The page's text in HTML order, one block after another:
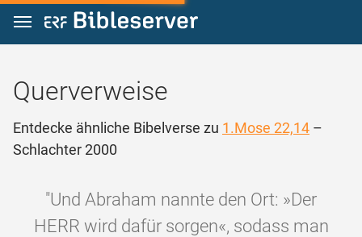
Zum Inhalt springen
Querverweise
Entdecke ähnliche Bibelverse zu 1.Mose 22,14 –
Schlachter 2000
"Und Abraham nannte den Ort: »Der
HERR wird dafür sorgen«, sodass man